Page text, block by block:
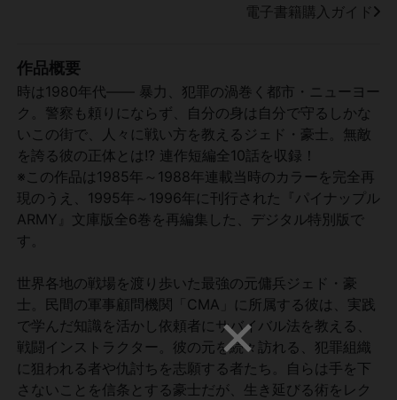
電子書籍購入ガイド
作品概要
時は1980年代―― 暴力、犯罪の渦巻く都市・ニューヨー
ク。警察も頼りにならず、自分の身は自分で守るしかな
いこの街で、人々に戦い方を教えるジェド・豪士。無敵
を誇る彼の正体とは!? 連作短編全10話を収録！
※この作品は1985年～1988年連載当時のカラーを完全再
現のうえ、1995年～1996年に刊行された『パイナップル
ARMY』文庫版全6巻を再編集した、デジタル特別版で
す。
世界各地の戦場を渡り歩いた最強の元傭兵ジェド・豪
士。民間の軍事顧問機関「CMA」に所属する彼は、実践
で学んだ知識を活かし依頼者にサバイバル法を教える、
戦闘インストラクター。彼の元を続々訪れる、犯罪組織
に狙われる者や仇討ちを志願する者たち。自らは手を下
さないことを信条とする豪士だが、生き延びる術をレク